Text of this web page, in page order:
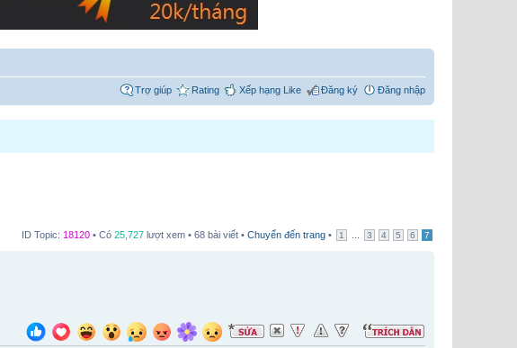
Trợ giúp Rating Xếp hạng Like Đăng ký Đăng nhập
ID Topic: 18120 • Có 25,727 lượt xem • 68 bài viết • Chuyển đến trang • 1 3 4 5 6 7